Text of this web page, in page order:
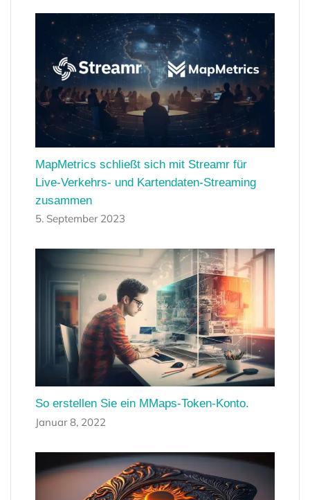
MapMetrics schließt sich mit Streamr für
Live-Verkehrs- und Kartendaten-Streaming
zusammen
5. September 2023
So erstellen Sie ein MMaps-Token-Konto.
Januar 8, 2022